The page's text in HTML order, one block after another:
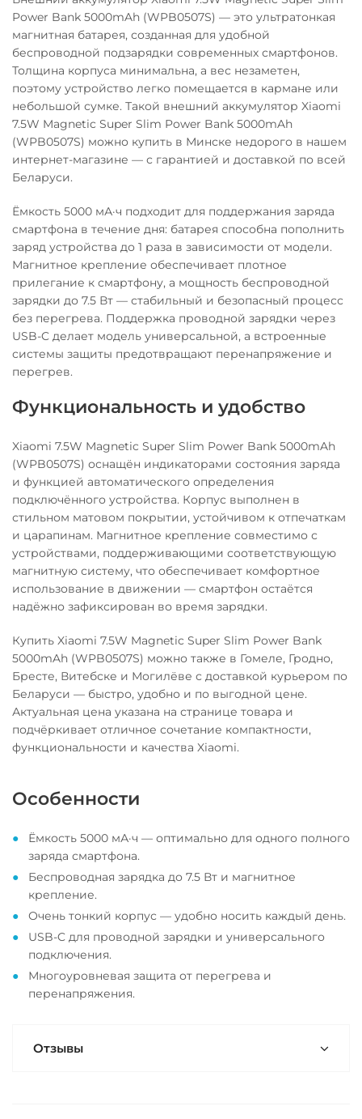
Power Bank 5000mAh (WPB0507S) — это ультратонкая
магнитная батарея, созданная для удобной
беспроводной подзарядки современных смартфонов.
Толщина корпуса минимальна, а вес незаметен,
поэтому устройство легко помещается в кармане или
небольшой сумке. Такой внешний аккумулятор Xiaomi
7.5W Magnetic Super Slim Power Bank 5000mAh
(WPB0507S) можно купить в Минске недорого в нашем
интернет-магазине — с гарантией и доставкой по всей
Беларуси.
Ёмкость 5000 мА·ч подходит для поддержания заряда
смартфона в течение дня: батарея способна пополнить
заряд устройства до 1 раза в зависимости от модели.
Магнитное крепление обеспечивает плотное
прилегание к смартфону, а мощность беспроводной
зарядки до 7.5 Вт — стабильный и безопасный процесс
без перегрева. Поддержка проводной зарядки через
USB-C делает модель универсальной, а встроенные
системы защиты предотвращают перенапряжение и
перегрев.
Функциональность и удобство
Xiaomi 7.5W Magnetic Super Slim Power Bank 5000mAh
(WPB0507S) оснащён индикаторами состояния заряда
и функцией автоматического определения
подключённого устройства. Корпус выполнен в
стильном матовом покрытии, устойчивом к отпечаткам
и царапинам. Магнитное крепление совместимо с
устройствами, поддерживающими соответствующую
магнитную систему, что обеспечивает комфортное
использование в движении — смартфон остаётся
надёжно зафиксирован во время зарядки.
Купить Xiaomi 7.5W Magnetic Super Slim Power Bank
5000mAh (WPB0507S) можно также в Гомеле, Гродно,
Бресте, Витебске и Могилёве с доставкой курьером по
Беларуси — быстро, удобно и по выгодной цене.
Актуальная цена указана на странице товара и
подчёркивает отличное сочетание компактности,
функциональности и качества Xiaomi.
Особенности
Ёмкость 5000 мА·ч — оптимально для одного полного
заряда смартфона.
Беспроводная зарядка до 7.5 Вт и магнитное
крепление.
Очень тонкий корпус — удобно носить каждый день.
USB-C для проводной зарядки и универсального
подключения.
Многоуровневая защита от перегрева и
перенапряжения.
Отзывы